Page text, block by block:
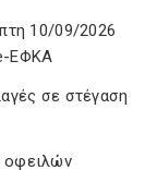
10/09/2026
ΕΦΚΑ
σε στέγαση
οφειλών